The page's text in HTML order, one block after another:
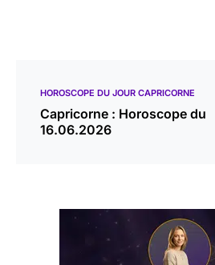
HOROSCOPE DU JOUR CAPRICORNE
Capricorne : Horoscope du
16.06.2026